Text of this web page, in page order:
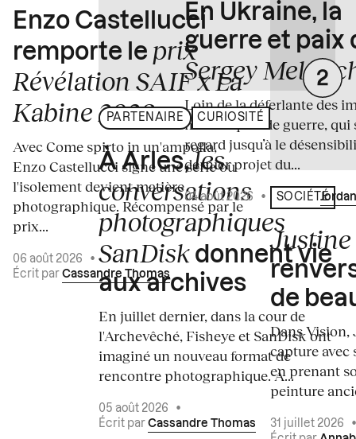
Enzo Castellucci
remporte le prix
Révélation SAIF x La
Kabine 2026
Avec Come spirto in un'ampolla,
Enzo Castellucci signe une série où
l'isolement devient matière
photographique. Récompensé par le
prix...
06 août 2026
•
Écrit par Cassandre Thomas
PARTENAIRE CURIOSITÉ
À Arles,les
conversations
photographiques
SanDisk donnent vie
aux archives
En juillet dernier, dans la cour de
l'Archevêché, Fisheye et SanDisk ont
imaginé un nouveau format de
rencontre photographique. À...
05 août 2026
•
Écrit par Cassandre Thomas
En Ukraine, la
guerre et paix
Sergey
Loin de la déferlante des
médiatiques de guerre, qui
regard jusqu’à le
dernier projet du...
04 août 2026 • Écrit par
SOCIÉTÉ
de
Dans
capture avec
en prenant
peinture
31 juillet 2026